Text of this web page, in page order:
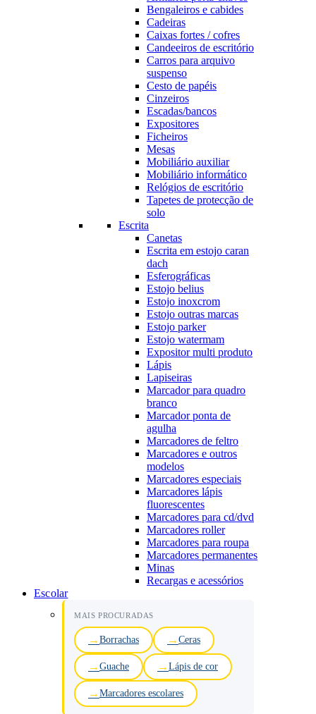
Bengaleiros e cabides
Cadeiras
Caixas fortes / cofres
Candeeiros de escritório
Carros para arquivo
suspenso
Cesto de papéis
Cinzeiros
Escadas/bancos
Expositores
Ficheiros
Mesas
Mobiliário auxiliar
Mobiliário informático
Relógios de escritório
Tapetes de protecção de
solo
Escrita
Canetas
Escrita em estojo caran
dach
Esferográficas
Estojo belius
Estojo inoxcrom
Estojo outras marcas
Estojo parker
Estojo watermam
Expositor multi produto
Lápis
Lapiseiras
Marcador para quadro
branco
Marcador ponta de
agulha
Marcadores de feltro
Marcadores e outros
modelos
Marcadores especiais
Marcadores lápis
fluorescentes
Marcadores para cd/dvd
Marcadores roller
Marcadores para roupa
Marcadores permanentes
Minas
Recargas e acessórios
Escolar
MAIS PROCURADAS
Borrachas Ceras
Guache Lápis de cor
Marcadores escolares